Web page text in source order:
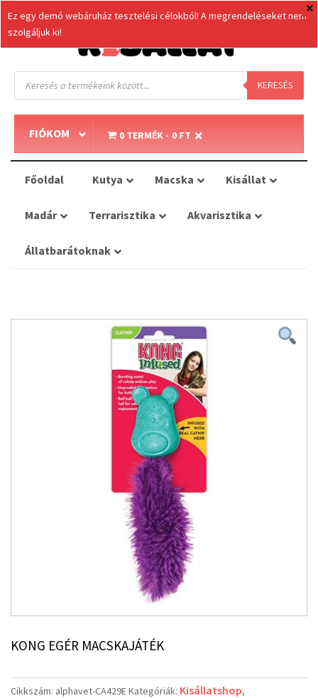
Products
search KERESÉS
FIÓKOM 0 TERMÉK 0 FT
Főoldal Kutya Macska Kisállat
Madár Terrarisztika Akvarisztika
Állatbarátoknak
KONG EGÉR MACSKAJÁTÉK
Cikkszám: alphavet-CA429EKategóriák: Kisállatshop,
Ez egy demó webáruház tesztelési célokból! A megrendeléseket nem
szolgáljuk ki!